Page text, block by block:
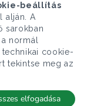
beállítás
alján. A
sarokban
normál
technikai cookie-
tekintse meg az
elfogadása